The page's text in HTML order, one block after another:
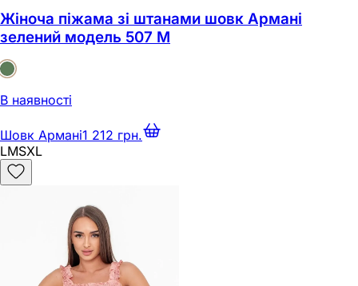
Жіноча піжама зі штанами шовк Армані
зелений модель 507 M
В наявності
Шовк Армані1 212 грн.
LMSXL